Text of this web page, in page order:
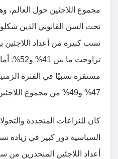
مجموع اللاجئين حول العالم،
تحت السن القانوني الذين
تراوحت
مستقرة نسبيًا في الفترة
47% و49% من مجموع اللاجئين.
كان للنزاعات المتجددة
السياسية دور كبير في زيادة
أعداد اللاجئين المنحدرين من